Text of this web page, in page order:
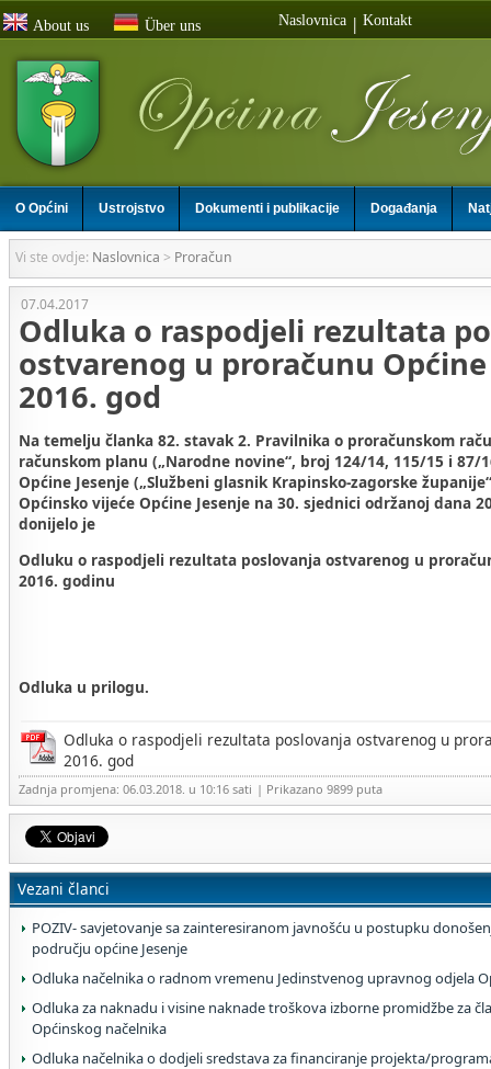
About us Über uns Naslovnica | Kontakt
O Općini Ustrojstvo Dokumenti i publikacije Događanja
Vi ste ovdje: Naslovnica > Proračun
07.04.2017
Odluka o raspodjeli rezultata
ostvarenog u proračunu Općine
2016. god
Na temelju članka 82. stavak 2. Pravilnika o proračunskom
računskom planu („Narodne novine“, broj 124/14, 115/15 i 87/
Općine Jesenje („Službeni glasnik Krapinsko-zagorske
Općinsko vijeće Općine Jesenje na 30. sjednici održanoj dana
donijelo je
Odluku o raspodjeli rezultata poslovanja ostvarenog u
2016. godinu
Odluka u prilogu.
Odluka o raspodjeli rezultata poslovanja ostvarenog u
2016. god
Zadnja promjena: 06.03.2018. u 10:16 sati | Prikazano 9899 puta
Vezani članci
POZIV- savjetovanje sa zainteresiranom javnošću u postupku
području općine Jesenje
Odluka načelnika o radnom vremenu Jedinstvenog upravnog odjela
Odluka za naknadu i visine naknade troškova izborne promidžbe za
Općinskog načelnika
Odluka načelnika o dodjeli sredstava za financiranje projekta/